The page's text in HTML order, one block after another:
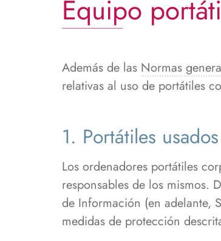
ayuda
a
navegación
Equipo
Además de las Normas
relativas al uso de portátiles
1. Portátiles
Los ordenadores portátiles
responsables de los mismos.
de Información (en adelante,
medidas de protección